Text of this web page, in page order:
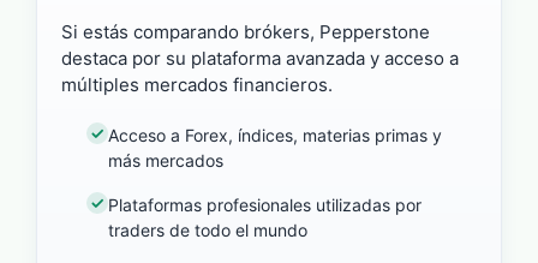
Si estás comparando brókers, Pepperstone
destaca por su plataforma avanzada y acceso a
múltiples mercados financieros.
Acceso a Forex, índices, materias primas y
más mercados
Plataformas profesionales utilizadas por
traders de todo el mundo